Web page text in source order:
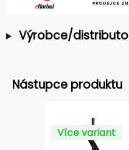
Výrobce/
Nástupce produktu
Více variant